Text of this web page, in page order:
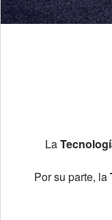
La
Por su parte, la